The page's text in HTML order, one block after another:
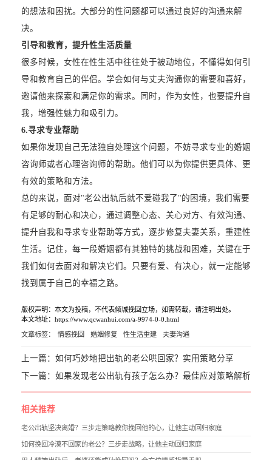
的想法和困扰。大部分的性问题都可以通过良好的沟通来解
决。
引导和教育，提升性生活质量
很多时候，女性在性生活中往往处于被动地位，不懂得如何引
导和教育自己的伴侣。学会如何与丈夫沟通你的需要和喜好，
邀请他来探索和满足你的需求。同时，作为女性，也要提升自
我，增强性魅力和吸引力。
6.寻求专业帮助
如果你发现自己无法独自处理这个问题，不妨寻求专业的婚姻
咨询师或者心理咨询师的帮助。他们可以为你提供更具体、更
有效的策略和方法。
总的来说，面对"老公出轨后就不爱碰我了"的困境，我们需要
有足够的耐心和决心，通过调整心态、关心对方、有效沟通、
提升自我和寻求专业帮助等方式，逐步修复夫妻关系，重建性
生活。记住，每一段婚姻都有其独特的挑战和困难，关键在于
我们如何去面对和解决它们。只要有爱、有决心，就一定能够
找到属于自己的幸福之路。
版权声明：本文为投稿，不代表倾城挽回立场，如需转载，请注明出处。
本文地址：https://www.qcwanhui.com/a-9974-0-0.html
文章标签： 情感挽回 婚姻修复 性生活重建 夫妻沟通
上一篇： 如何巧妙地把出轨的老公哄回家？实用策略分享
下一篇： 如果发现老公出轨有孩子怎么办？最佳应对策略解析
相关推荐
老公出轨坚决离婚？三步走策略教你挽回他的心，让他主动回归家庭
如何挽回冷漠不回家的老公？三步走战略，让他主动回归家庭